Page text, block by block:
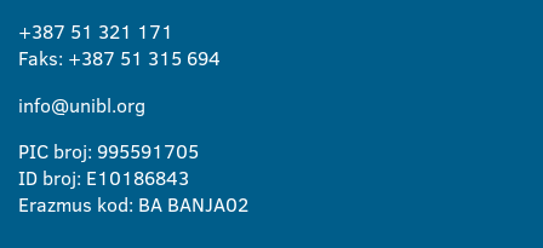
+387 51 321 171
Faks: +387 51 315 694
info@unibl.org
PIC broj: 995591705
ID broj: E10186843
Erazmus kod: BA BANJA02